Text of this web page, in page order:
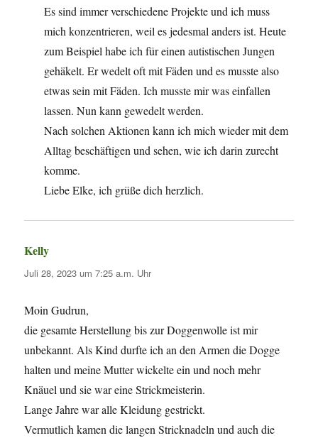
Es sind immer verschiedene Projekte und ich muss
mich konzentrieren, weil es jedesmal anders ist. Heute
zum Beispiel habe ich für einen autistischen Jungen
gehäkelt. Er wedelt oft mit Fäden und es musste also
etwas sein mit Fäden. Ich musste mir was einfallen
lassen. Nun kann gewedelt werden.
Nach solchen Aktionen kann ich mich wieder mit dem
Alltag beschäftigen und sehen, wie ich darin zurecht
komme.
Liebe Elke, ich grüße dich herzlich.
Kelly
Juli 28, 2023 um 7:25 a.m. Uhr
Moin Gudrun,
die gesamte Herstellung bis zur Doggenwolle ist mir
unbekannt. Als Kind durfte ich an den Armen die Dogge
halten und meine Mutter wickelte ein und noch mehr
Knäuel und sie war eine Strickmeisterin.
Lange Jahre war alle Kleidung gestrickt.
Vermutlich kamen die langen Stricknadeln und auch die